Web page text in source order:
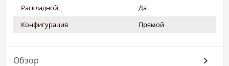
Раскладной
Да
Конфигурация
Прямой
Обзор